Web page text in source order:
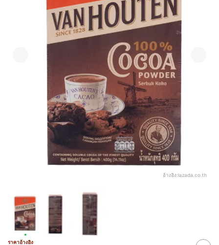
อ้างอิง:lazada.co.th
ราคาอ้างอิง